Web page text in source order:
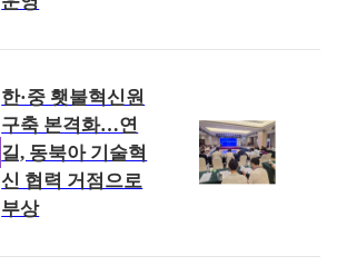
한·중 횃불혁신원
구축 본격화…연
길, 동북아 기술혁
신 협력 거점으로
부상